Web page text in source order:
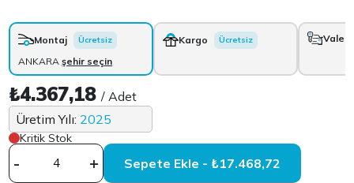
Montaj Ücretsiz
ANKARAşehir seçin
Kargo Ücretsiz Vale
₺4.367,18/ Adet
Üretim Yılı: 2025
Kritik Stok
- + Sepete Ekle - ₺17.468,72